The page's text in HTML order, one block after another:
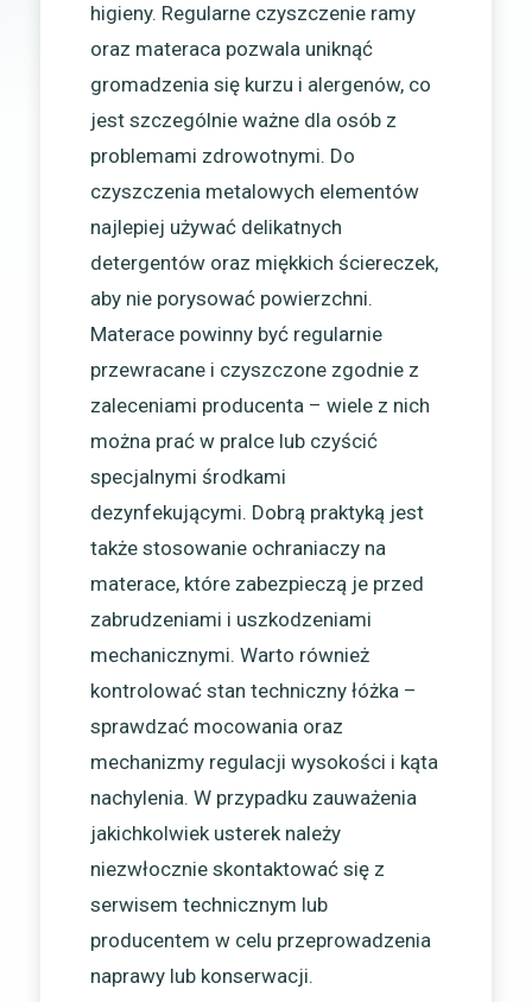
higieny. Regularne czyszczenie ramy
oraz materaca pozwala uniknąć
gromadzenia się kurzu i alergenów, co
jest szczególnie ważne dla osób z
problemami zdrowotnymi. Do
czyszczenia metalowych elementów
najlepiej używać delikatnych
detergentów oraz miękkich ściereczek,
aby nie porysować powierzchni.
Materace powinny być regularnie
przewracane i czyszczone zgodnie z
zaleceniami producenta – wiele z nich
można prać w pralce lub czyścić
specjalnymi środkami
dezynfekującymi. Dobrą praktyką jest
także stosowanie ochraniaczy na
materace, które zabezpieczą je przed
zabrudzeniami i uszkodzeniami
mechanicznymi. Warto również
kontrolować stan techniczny łóżka –
sprawdzać mocowania oraz
mechanizmy regulacji wysokości i kąta
nachylenia. W przypadku zauważenia
jakichkolwiek usterek należy
niezwłocznie skontaktować się z
serwisem technicznym lub
producentem w celu przeprowadzenia
naprawy lub konserwacji.